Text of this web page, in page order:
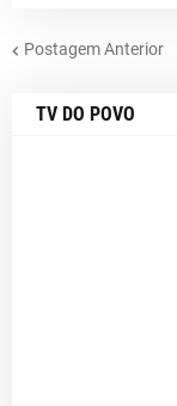
Postagem Anterior
TV DO POVO